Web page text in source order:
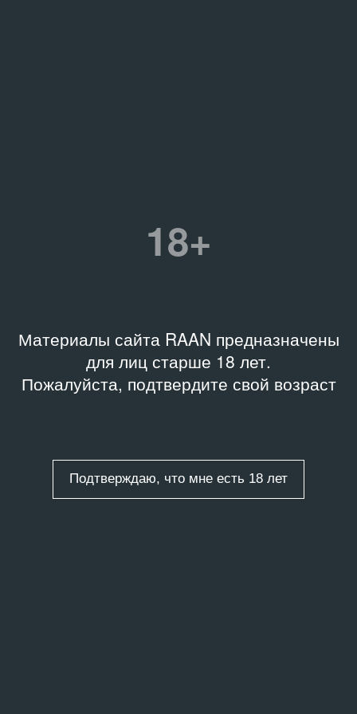
18+
Материалы сайта RAAN предназначены
для лиц старше 18 лет.
Пожалуйста, подтвердите свой возраст
Подтверждаю, что мне есть 18 лет